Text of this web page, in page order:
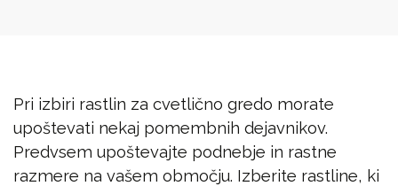
Pri izbiri rastlin za cvetlično gredo morate
upoštevati nekaj pomembnih dejavnikov.
Predvsem upoštevajte podnebje in rastne
razmere na vašem območju. Izberite rastline, ki